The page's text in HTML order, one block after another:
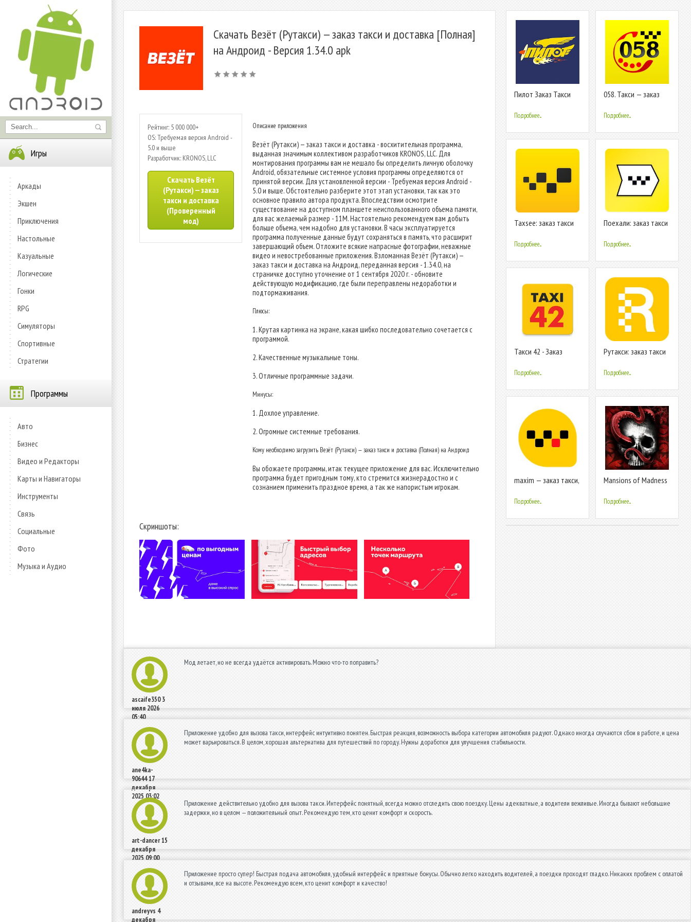
Игры
Аркады
Экшен
Приключения
Настольные
Казуальные
Логические
Гонки
RPG
Симуляторы
Спортивные
Стратегии
Программы
Авто
Бизнес
Видео и Редакторы
Карты и Навигаторы
Инструменты
Связь
Социальные
Фото
Музыка и Аудио
Скачать Везёт (Рутакси) — заказ такси и доставка [Полная]
на Андроид - Версия 1.34.0 apk
Рейтинг: 5 000 000+
OS: Требуемая версия Android -
5.0 и выше
Разработчик: KRONOS, LLC
Скачать Везёт
(Рутакси) — заказ
такси и доставка
(Проверенный
мод)
Описание приложения
Везёт (Рутакси) — заказ такси и доставка - восхитительная программа,
выданная значимым коллективом разработчиков KRONOS, LLC. Для
монтирования программы вам не мешало бы определить личную оболочку
Android, обязательные системное условия программы определяются от
принятой версии. Для установленной версии - Требуемая версия Android -
5.0 и выше. Обстоятельно разберите этот этап установки, так как это
основное правило автора продукта. Впоследствии осмотрите
существование на доступном планшете неиспользованного объема памяти,
для вас желаемый размер - 11M. Настоятельно рекомендуем вам добыть
больше объема, чем надобно для установки. В часы эксплуатируется
программа полученные данные будут сохраняться в память, что расширит
завершающий объем. Отложите всякие напрасные фотографии, неважные
видео и невостребованные приложения. Взломанная Везёт (Рутакси) —
заказ такси и доставка на Андроид, переданная версия - 1.34.0, на
страничке доступно уточнение от 1 сентября 2020 г. - обновите
действующую модификацию, где были переправлены недоработки и
подтормаживания.
Плюсы:
1. Крутая картинка на экране, какая шибко последовательно сочетается с
программой.
2. Качественные музыкальные тоны.
3. Отличные программные задачи.
Минусы:
1. Дохлое управление.
2. Огромные системные требования.
Кому необходимо загрузить Везёт (Рутакси) — заказ такси и доставка (Полная) на Андроид
Вы обожаете программы, итак текущее приложение для вас. Исключительно
программа будет пригодным тому, кто стремится жизнерадостно и с
сознанием применить праздное время, а так же напористым игрокам.
Скриншоты:
Пилот Заказ Такси
Подробнее...
058. Такси — заказ
НПР и Дудинка
Подробнее...
Taxsee: заказ такси
Подробнее...
Поехали: заказ такси
Подробнее...
Такси 42 - Заказ
Подробнее...
Рутакси: заказ такси
Подробнее...
maxim — заказ такси,
и еды
Подробнее...
Mansions of Madness
Подробнее...
ascaife350 3
июля 2026
05:40
Мод летает, но не всегда удаётся активировать. Можно что-то поправить?
ane4ka-
9064417
декабря
2025 03:02
Приложение удобно для вызова такси, интерфейс интуитивно понятен. Быстрая реакция, возможность выбора категории автомобиля радуют. Однако иногда случаются сбои в работе, и цена
может варьироваться. В целом, хорошая альтернатива для путешествий по городу. Нужны доработки для улучшения стабильности.
art-dancer15
декабря
2025 09:00
Приложение действительно удобно для вызова такси. Интерфейс понятный, всегда можно отследить свою поездку. Цены адекватные, а водители вежливые. Иногда бывают небольшие
задержки, но в целом — положительный опыт. Рекомендую тем, кто ценит комфорт и скорость.
andreyvs 4
декабря
Приложение просто супер! Быстрая подача автомобиля, удобный интерфейс и приятные бонусы. Обычно легко находить водителей, а поездки проходят гладко. Никаких проблем с оплатой
и отзывами, все на высоте. Рекомендую всем, кто ценит комфорт и качество!